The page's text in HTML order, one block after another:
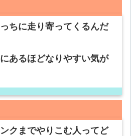
ちに走り寄ってくるんだ
あるほどなりやすい気が
クまでやりこむ人ってど